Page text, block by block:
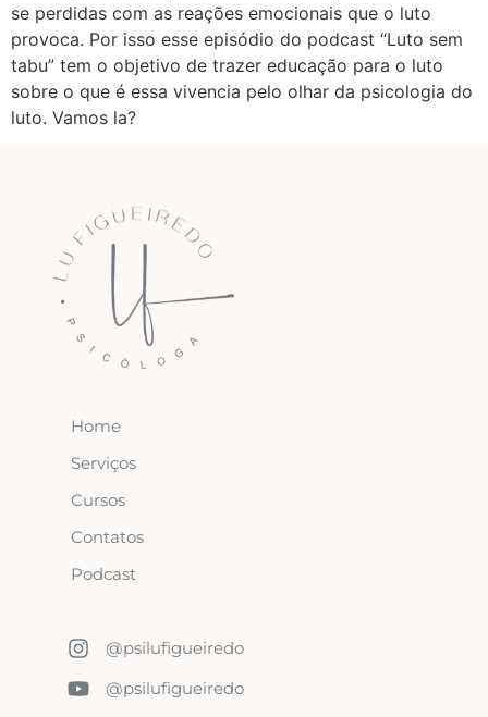
se perdidas com as reações emocionais que o luto
provoca. Por isso esse episódio do podcast “Luto sem
tabu” tem o objetivo de trazer educação para o luto
sobre o que é essa vivencia pelo olhar da psicologia do
luto. Vamos la?
Home
Serviços
Cursos
Contatos
Podcast
@psilufigueiredo
@psilufigueiredo